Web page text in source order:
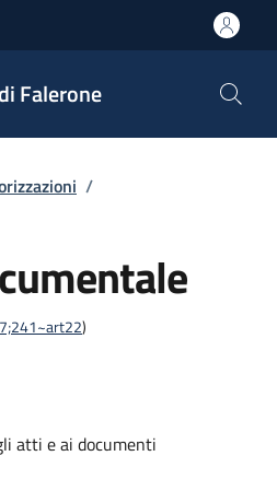
Falerone
/
)
atti e ai documenti